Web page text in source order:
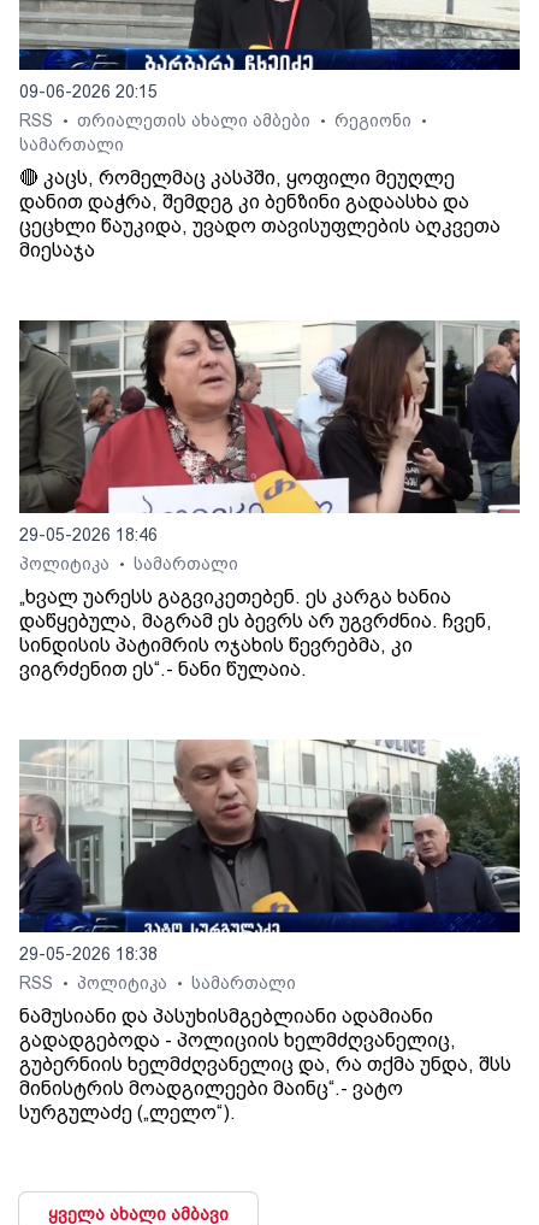
09-06-2026 20:15
RSS
• თრიალეთის ახალი ამბები • რეგიონი •
სამართალი
🔴 კაცს, რომელმაც კასპში, ყოფილი მეუღლე
დანით დაჭრა, შემდეგ კი ბენზინი გადაასხა და
ცეცხლი წაუკიდა, უვადო თავისუფლების აღკვეთა
მიესაჯა
29-05-2026 18:46
პოლიტიკა
• სამართალი
„ხვალ უარესს გაგვიკეთებენ. ეს კარგა ხანია
დაწყებულა, მაგრამ ეს ბევრს არ უგვრძნია. ჩვენ,
სინდისის პატიმრის ოჯახის წევრებმა, კი
ვიგრძენით ეს“.- ნანი წულაია.
29-05-2026 18:38
RSS
• პოლიტიკა • სამართალი
ნამუსიანი და პასუხისმგებლიანი ადამიანი
გადადგებოდა - პოლიციის ხელმძღვანელიც,
გუბერნიის ხელმძღვანელიც და, რა თქმა უნდა, შსს
მინისტრის მოადგილეები მაინც“.- ვატო
სურგულაძე („ლელო“).
ყველა ახალი ამბავი